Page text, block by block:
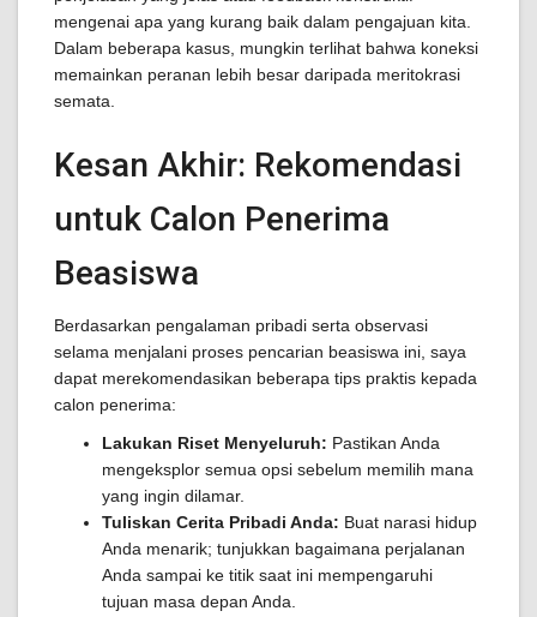
mengenai apa yang kurang baik dalam pengajuan kita.
Dalam beberapa kasus, mungkin terlihat bahwa koneksi
memainkan peranan lebih besar daripada meritokrasi
semata.
Kesan Akhir: Rekomendasi
untuk Calon Penerima
Beasiswa
Berdasarkan pengalaman pribadi serta observasi
selama menjalani proses pencarian beasiswa ini, saya
dapat merekomendasikan beberapa tips praktis kepada
calon penerima:
Lakukan Riset Menyeluruh: Pastikan Anda
mengeksplor semua opsi sebelum memilih mana
yang ingin dilamar.
Tuliskan Cerita Pribadi Anda: Buat narasi hidup
Anda menarik; tunjukkan bagaimana perjalanan
Anda sampai ke titik saat ini mempengaruhi
tujuan masa depan Anda.